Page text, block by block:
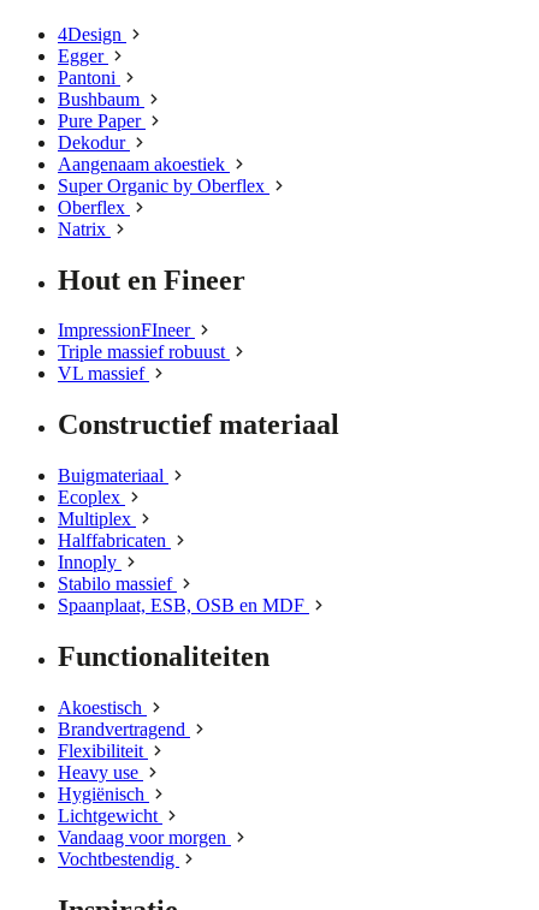
4Design
Egger
Pantoni
Bushbaum
Pure Paper
Dekodur
Aangenaam akoestiek
Super Organic by Oberflex
Oberflex
Natrix
Hout en Fineer
ImpressionFIneer
Triple massief robuust
VL massief
Constructief materiaal
Buigmateriaal
Ecoplex
Multiplex
Halffabricaten
Innoply
Stabilo massief
Spaanplaat, ESB, OSB en MDF
Functionaliteiten
Akoestisch
Brandvertragend
Flexibiliteit
Heavy use
Hygiënisch
Lichtgewicht
Vandaag voor morgen
Vochtbestendig